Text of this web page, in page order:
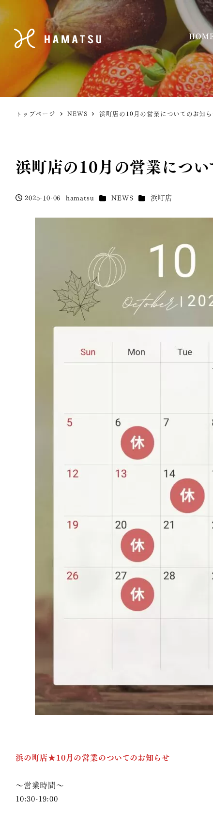
トップページ NEWS 浜町店の10月の営業についてのお知
浜町店の10月の営業につ
投稿日
2025-10-06 著
hamatsu カテゴリー
NEWS カテゴリー
浜町店
浜の町店★10月の営業のついてのお知らせ
～営業時間～
10:30-19:00